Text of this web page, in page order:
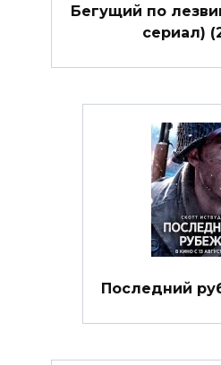
Бегущий по
сериал)
Последний